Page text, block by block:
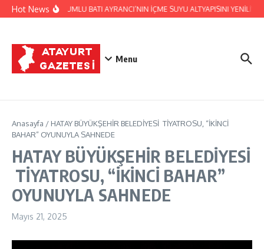
İçeriğe atla
Hot NewsHATSU, KUMLU BATI AYRANCI’NIN İÇME SUYU ALTYAPISINI YENİLİYOR
Menu
Anasayfa / HATAY BÜYÜKŞEHİR BELEDİYESİ TİYATROSU, “İKİNCİ
BAHAR” OYUNUYLA SAHNEDE
HATAY BÜYÜKŞEHİR BELEDİYESİ
TİYATROSU, “İKİNCİ BAHAR”
OYUNUYLA SAHNEDE
Mayıs 21, 2025